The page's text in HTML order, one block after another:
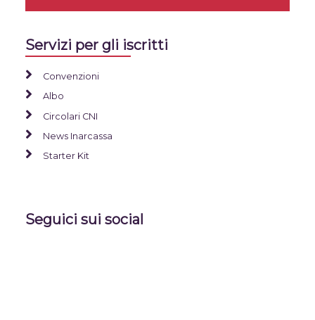
Servizi per gli iscritti
Convenzioni
Albo
Circolari CNI
News Inarcassa
Starter Kit
Seguici sui social